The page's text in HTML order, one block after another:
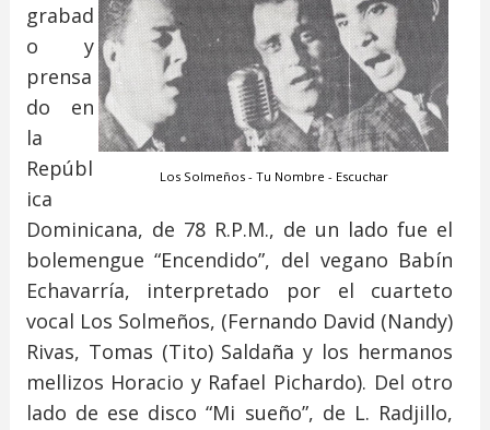
Los Solmeños - Tu Nombre - Escuchar
grabad
o y
prensa
do en
la
Repúbl
ica
Dominicana, de 78 R.P.M., de un lado fue el
bolemengue “Encendido”, del vegano Babín
Echavarría, interpretado por el cuarteto
vocal Los Solmeños, (Fernando David (Nandy)
Rivas, Tomas (Tito) Saldaña y los hermanos
mellizos Horacio y Rafael Pichardo). Del otro
lado de ese disco “Mi sueño”, de L. Radjillo,